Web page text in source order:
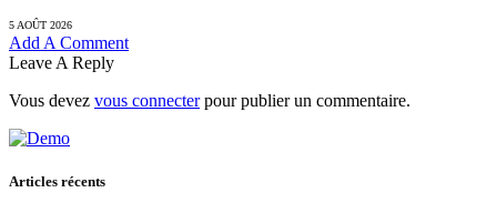
5 AOÛT 2026
Add A Comment
Leave A Reply
Vous devez vous connecterpour publier un commentaire.
Articles récents